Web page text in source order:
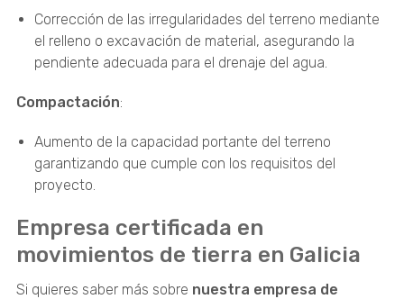
Corrección de las irregularidades del terreno mediante
el relleno o excavación de material, asegurando la
pendiente adecuada para el drenaje del agua.
Compactación:
Aumento de la capacidad portante del terreno
garantizando que cumple con los requisitos del
proyecto.
Empresa certificada en
movimientos de tierra en Galicia
Si quieres saber más sobre nuestra empresa de